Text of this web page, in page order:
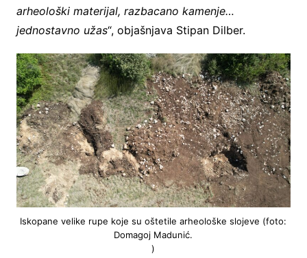
arheološki materijal, razbacano kamenje…
jednostavno užas“, objašnjava Stipan Dilber.
Iskopane velike rupe koje su oštetile arheološke slojeve (foto:
Domagoj Madunić.
)